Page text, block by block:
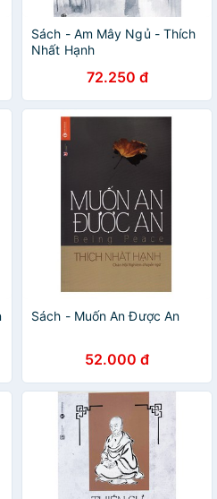
Sách - Am Mây Ngủ - Thích
Nhất Hạnh
72.250 đ
Sách - Muốn An Được An
52.000 đ